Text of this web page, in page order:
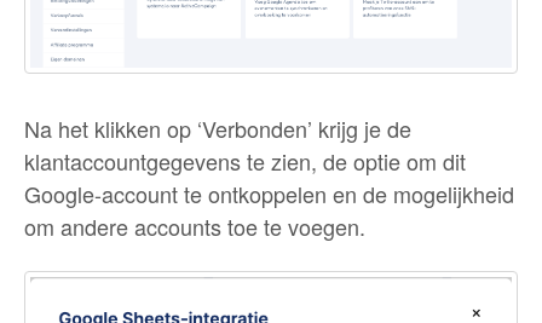
Na het klikken op ‘Verbonden’ krijg je de
klantaccountgegevens te zien, de optie om dit
Google-account te ontkoppelen en de mogelijkheid
om andere accounts toe te voegen.